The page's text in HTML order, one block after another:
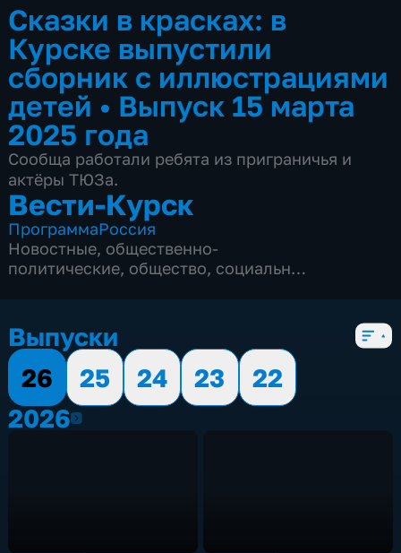
Сказки в красках: в
Курске выпустили
сборник с иллюстрациями
детей • Выпуск 15 марта
2025 года
Сообща работали ребята из приграничья и
актёры ТЮЗа.
Вести-Курск
ПрограммаРоссия
Новостные, общественно-
политические, общество, социально-
Выпуски
26
25 24 23
22
20262026